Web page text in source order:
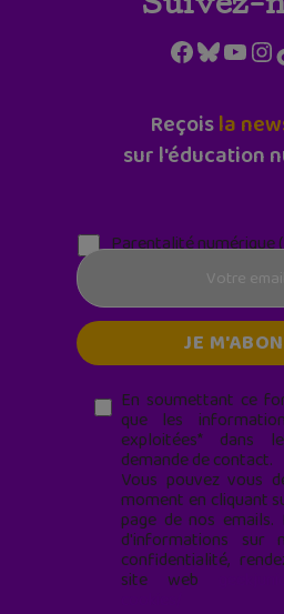
Suivez-
Facebook
Bluesky
Reçoisla
sur l'éducation
Parentalité numérique
En soumettant ce
que les
exploitées* dans
demande de contact.
Vous pouvez vous
moment en cliquant
page de nos
d'informations sur
confidentialité,
site web